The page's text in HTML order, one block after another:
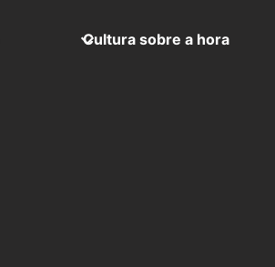
Cultura sobre a hora